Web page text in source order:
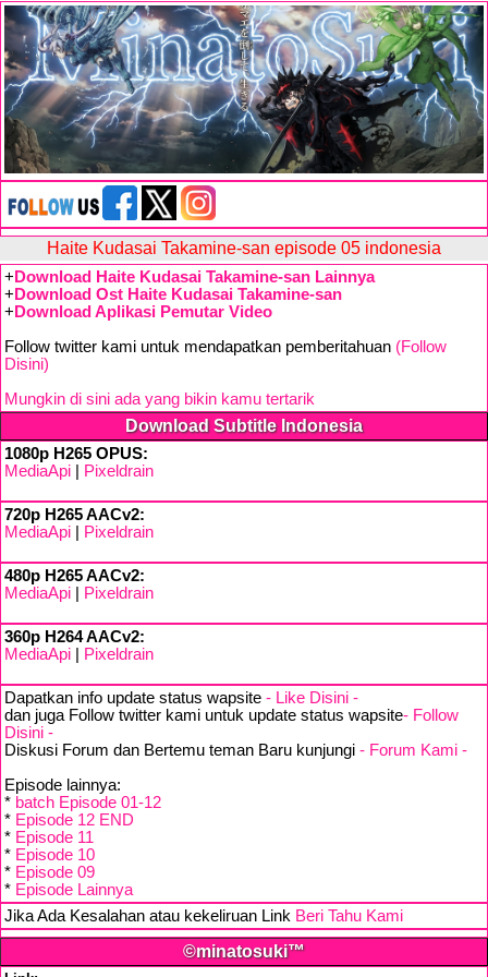
Haite Kudasai Takamine-san episode 05 indonesia
+ Download Haite Kudasai Takamine-san Lainnya
+ Download Ost Haite Kudasai Takamine-san
+ Download Aplikasi Pemutar Video
Follow twitter kami untuk mendapatkan pemberitahuan (Follow
Disini)
Mungkin di sini ada yang bikin kamu tertarik
Download Subtitle Indonesia
1080p H265 OPUS:
MediaApi
Pixeldrain
720p H265 AACv2:
MediaApi
Pixeldrain
480p H265 AACv2:
MediaApi
Pixeldrain
360p H264 AACv2:
MediaApi
Pixeldrain
Dapatkan info update status wapsite - Like Disini -
dan juga Follow twitter kami untuk update status wapsite- Follow
Disini -
Diskusi Forum dan Bertemu teman Baru kunjungi - Forum Kami -
Episode lainnya:
* batch Episode 01-12
* Episode 12 END
* Episode 11
* Episode 10
* Episode 09
* Episode Lainnya
Jika Ada Kesalahan atau kekeliruan Link Beri Tahu Kami
©minatosuki™